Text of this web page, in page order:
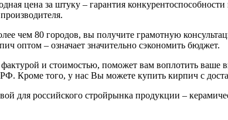
цена за штуку – гарантия
чем 80 городов, вы получите грамотную
оптом – означает значительно сэкономить бюджет.
и стоимостью, поможет вам воплотить
Кроме того, у нас Вы можете купить кирпич с
для российского стройрынка продукции –